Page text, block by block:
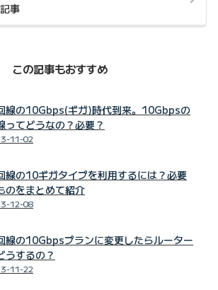
事
この記事もおすすめ
線の10Gbps(ギガ)時代到来。10Gbpsの
ってどうなの？必要？
11-02
線の10ギガタイプを利用するには？必要
のをまとめて紹介
12-08
線の10Gbpsプランに変更したらルーター
うするの？
11-22